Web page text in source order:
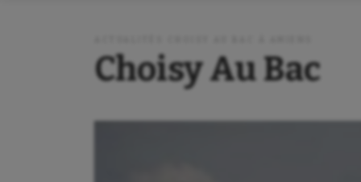
Choisy Au Bac